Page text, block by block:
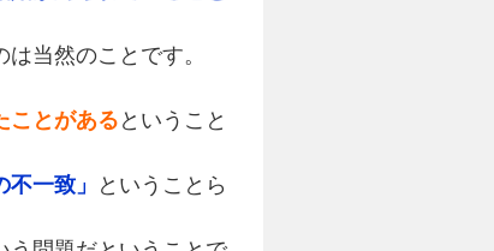
当然のことです。
ことがある ということ
不一致」
ということら